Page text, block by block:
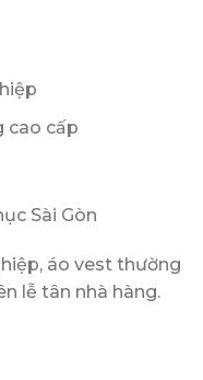
cao cấp
áo vest thường
lễ tân nhà hàng.